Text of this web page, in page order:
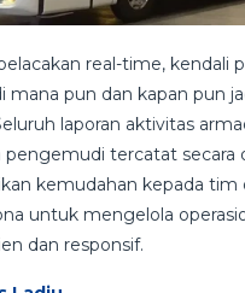
real-time, kendali
mana pun dan kapan pun
laporan aktivitas
pengemudi tercatat secara
kemudahan kepada tim
untuk mengelola
dan responsif.